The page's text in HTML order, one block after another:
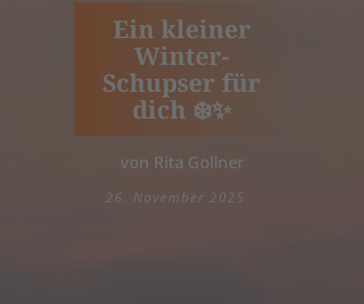
Ein kleiner
Winter-
Schupser für
dich ❄️✨
von Rita Gollner
26. November 2025